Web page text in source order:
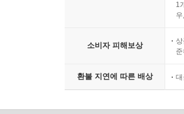
1
소비자 피해보상
환불 지연에 따른 배상 대